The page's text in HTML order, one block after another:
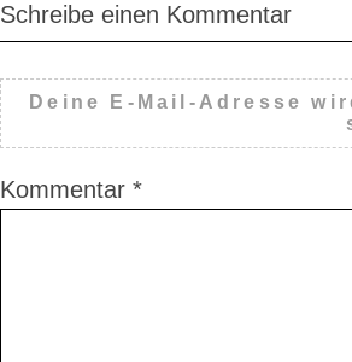
Schreibe einen Kommentar
Deine E-Mail-Adresse
Kommentar *